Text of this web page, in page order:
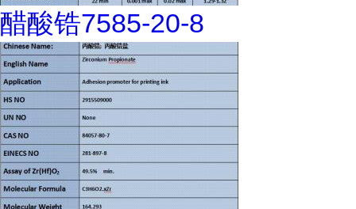
醋酸锆7585-20-8